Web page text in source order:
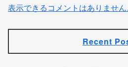
表示できるコメントはありません
Recent